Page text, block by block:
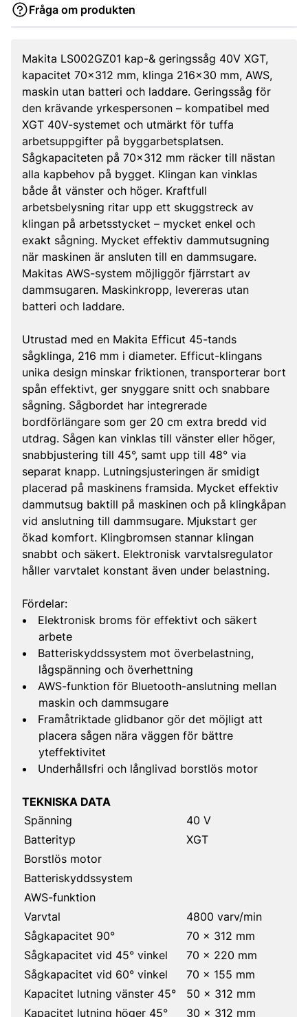
Fråga om produkten
Makita LS002GZ01 kap-& geringssåg 40V XGT,
kapacitet 70x312 mm, klinga 216x30 mm, AWS,
maskin utan batteri och laddare. Geringssåg för
den krävande yrkespersonen – kompatibel med
XGT 40V-systemet och utmärkt för tuffa
arbetsuppgifter på byggarbetsplatsen.
Sågkapaciteten på 70x312 mm räcker till nästan
alla kapbehov på bygget. Klingan kan vinklas
både åt vänster och höger. Kraftfull
arbetsbelysning ritar upp ett skuggstreck av
klingan på arbetsstycket – mycket enkel och
exakt sågning. Mycket effektiv dammutsugning
när maskinen är ansluten till en dammsugare.
Makitas AWS-system möjliggör fjärrstart av
dammsugaren. Maskinkropp, levereras utan
batteri och laddare.
Utrustad med en Makita Efficut 45-tands
sågklinga, 216 mm i diameter. Efficut-klingans
unika design minskar friktionen, transporterar bort
spån effektivt, ger snyggare snitt och snabbare
sågning. Sågbordet har integrerade
bordförlängare som ger 20 cm extra bredd vid
utdrag. Sågen kan vinklas till vänster eller höger,
snabbjustering till 45°, samt upp till 48° via
separat knapp. Lutningsjusteringen är smidigt
placerad på maskinens framsida. Mycket effektiv
dammutsug baktill på maskinen och på klingkåpan
vid anslutning till dammsugare. Mjukstart ger
ökad komfort. Klingbromsen stannar klingan
snabbt och säkert. Elektronisk varvtalsregulator
håller varvtalet konstant även under belastning.
Fördelar:
Elektronisk broms för effektivt och säkert
arbete
Batteriskyddssystem mot överbelastning,
lågspänning och överhettning
AWS-funktion för Bluetooth-anslutning mellan
maskin och dammsugare
Framåtriktade glidbanor gör det möjligt att
placera sågen nära väggen för bättre
yteffektivitet
Underhållsfri och långlivad borstlös motor
TEKNISKA DATA
Spänning
40 V
Batterityp
XGT
Borstlös motor
Batteriskyddssystem
AWS-funktion
Varvtal
4800 varv/min
Sågkapacitet 90°
70 x 312 mm
Sågkapacitet vid 45° vinkel
70 x 220 mm
Sågkapacitet vid 60° vinkel
70 x 155 mm
Kapacitet lutning vänster 45°
50 x 312 mm
Kapacitet lutning höger 45°
30 x 312 mm